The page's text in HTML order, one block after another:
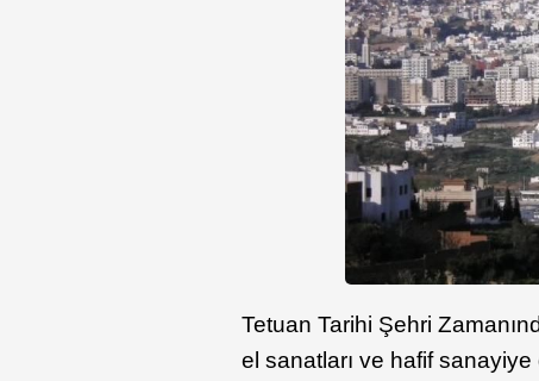
Tetuan Tarihi Şehri
el sanatları ve hafif